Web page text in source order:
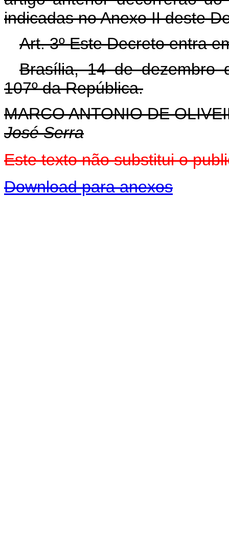
indicadas no Anexo II deste
Art. 3º Este Decreto entra
Brasília, 14 de dezembro
107º da República.
MARCO ANTONIO DE
José Serra
Este texto não substitui o
Download para anexos